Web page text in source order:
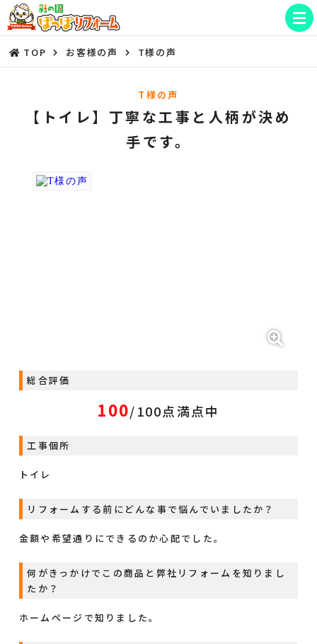
TOP お客様の声 T様の声
T様の声
【トイレ】丁寧な工事と人柄が決め
手です。
総合評価
100/100点満点中
工事個所
トイレ
リフォームする前にどんな事で悩んでいましたか？
金額や希望通りにできるのか心配でした。
何がきっかけでこの商品と弊社リフォームを知りまし
たか？
ホームページで知りました。